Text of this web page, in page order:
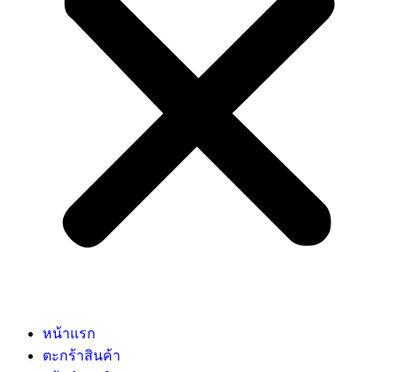
หน้าแรก
ตะกร้าสินค้า